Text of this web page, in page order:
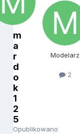
m
a
r
d
o
k
1
2
5
Opublikowano
Modelarz
2